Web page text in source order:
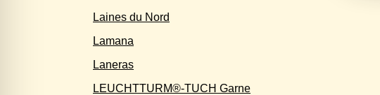
Laines du Nord
Lamana
Laneras
LEUCHTTURM®-TUCH Garne